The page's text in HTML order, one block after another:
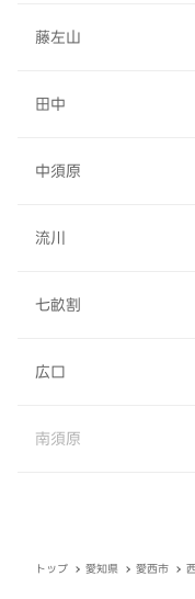
藤左山
田中
中須原
流川
七畝割
広口
南須原
トップ 愛知県 愛西市